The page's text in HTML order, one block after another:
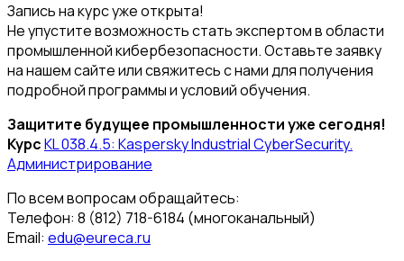
Запись на курс уже открыта!
Не упустите возможность стать экспертом в области
промышленной кибербезопасности. Оставьте заявку
на нашем сайте или свяжитесь с нами для получения
подробной программы и условий обучения.
Защитите будущее промышленности уже сегодня!
КурсKL 038.4.5: Kaspersky Industrial CyberSecurity.
Администрирование
По всем вопросам обращайтесь:
Телефон: 8 (812) 718-6184 (многоканальный)
Email: edu@eureca.ru